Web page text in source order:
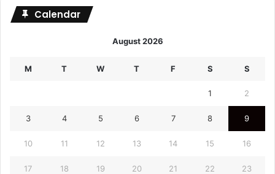
Calendar
August 2026
M T W T F S S
1 2
3 4 5 6 7 8 9
10 11 12 13 14 15 16
17 18 19 20 21 22 23